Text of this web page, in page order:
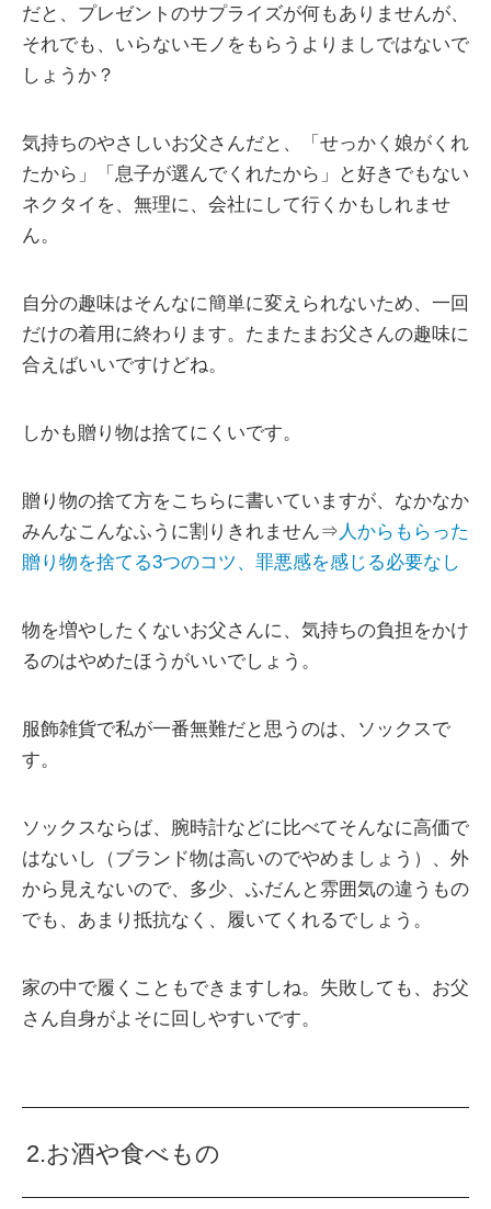
だと、プレゼントのサプライズが何もありませんが、
それでも、いらないモノをもらうよりましではないで
しょうか？
気持ちのやさしいお父さんだと、「せっかく娘がくれ
たから」「息子が選んでくれたから」と好きでもない
ネクタイを、無理に、会社にして行くかもしれませ
ん。
自分の趣味はそんなに簡単に変えられないため、一回
だけの着用に終わります。たまたまお父さんの趣味に
合えばいいですけどね。
しかも贈り物は捨てにくいです。
贈り物の捨て方をこちらに書いていますが、なかなか
みんなこんなふうに割りきれません⇒ 人からもらった
贈り物を捨てる3つのコツ、罪悪感を感じる必要なし
物を増やしたくないお父さんに、気持ちの負担をかけ
るのはやめたほうがいいでしょう。
服飾雑貨で私が一番無難だと思うのは、ソックスで
す。
ソックスならば、腕時計などに比べてそんなに高価で
はないし（ブランド物は高いのでやめましょう）、外
から見えないので、多少、ふだんと雰囲気の違うもの
でも、あまり抵抗なく、履いてくれるでしょう。
家の中で履くこともできますしね。失敗しても、お父
さん自身がよそに回しやすいです。
2.お酒や食べもの